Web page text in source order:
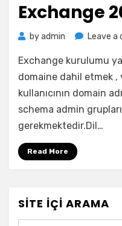
Exchange
byadmin Leave
Exchange kurulumu
domaine dahil etmek ,
kullanıcının domain
schema admin
gerekmektedir.Dil…
Read More
SITE İÇI ARAMA